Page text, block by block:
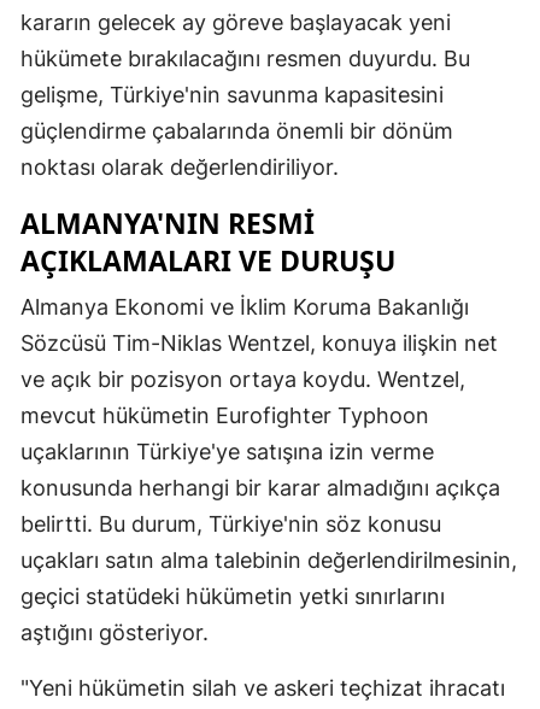
kararın gelecek ay göreve başlayacak yeni
hükümete bırakılacağını resmen duyurdu. Bu
gelişme, Türkiye'nin savunma kapasitesini
güçlendirme çabalarında önemli bir dönüm
noktası olarak değerlendiriliyor.
ALMANYA'NIN RESMI
AÇIKLAMALARI VE DURUŞU
Almanya Ekonomi ve İklim Koruma Bakanlığı
Sözcüsü Tim-Niklas Wentzel, konuya ilişkin net
ve açık bir pozisyon ortaya koydu. Wentzel,
mevcut hükümetin Eurofighter Typhoon
uçaklarının Türkiye'ye satışına izin verme
konusunda herhangi bir karar almadığını açıkça
belirtti. Bu durum, Türkiye'nin söz konusu
uçakları satın alma talebinin değerlendirilmesinin,
geçici statüdeki hükümetin yetki sınırlarını
aştığını gösteriyor.
"Yeni hükümetin silah ve askeri teçhizat ihracatı